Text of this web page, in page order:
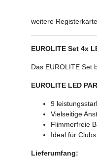
weitere
EUROLITE Set 4x
Das EUROLITE Set
EUROLITE LED
9
Vielseitige
Flimmerfreie
Ideal für
Lieferumfang: